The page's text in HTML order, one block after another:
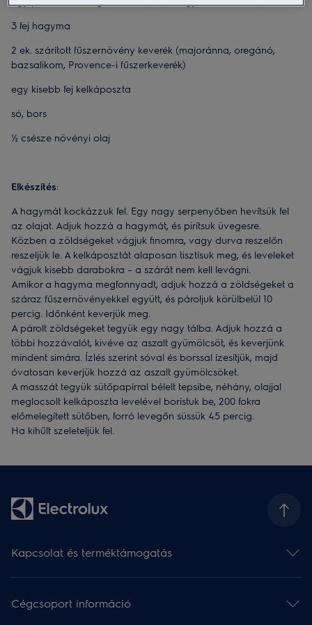
3 fej hagyma
2 ek. szárított fűszernövény keverék (majoránna, oregánó,
bazsalikom, Provence-i fűszerkeverék)
egy kisebb fej kelkáposzta
só, bors
½ csésze növényi olaj
Elkészítés:
A hagymát kockázzuk fel. Egy nagy serpenyőben hevítsük fel
az olajat. Adjuk hozzá a hagymát, és pirítsuk üvegesre.
Közben a zöldségeket vágjuk finomra, vagy durva reszelőn
reszeljük le. A kelkáposztát alaposan tisztísuk meg, és leveleket
vágjuk kisebb darabokra – a szárát nem kell levágni.
Amikor a hagyma megfonnyadt, adjuk hozzá a zöldségeket a
száraz fűszernövényekkel együtt, és pároljuk körülbelül 10
percig. Időnként keverjük meg.
A párolt zöldségeket tegyük egy nagy tálba. Adjuk hozzá a
többi hozzávalót, kivéve az aszalt gyümölcsöt, és keverjünk
mindent simára. Ízlés szerint sóval és borssal ízesítjük, majd
óvatosan keverjük hozzá az aszalt gyümölcsöket.
A masszát tegyük sütőpapírral bélelt tepsibe, néhány, olajjal
meglocsolt kelkáposzta levelével borístuk be, 200 fokra
előmelegített sütőben, forró levegőn süssük 45 percig.
Ha kihűlt szeleteljük fel.
Kapcsolat és terméktámogatás
Hírlevél
Terméktámogatás
Cégcsoport információ